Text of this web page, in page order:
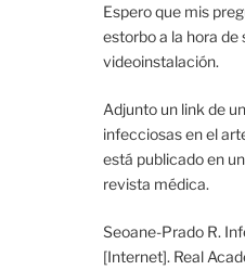
Espero que mis
estorbo a la hora de
videoinstalación.
Adjunto un link de
infecciosas en el
está publicado en
revista médica.
Seoane-Prado R.
[Internet]. Real